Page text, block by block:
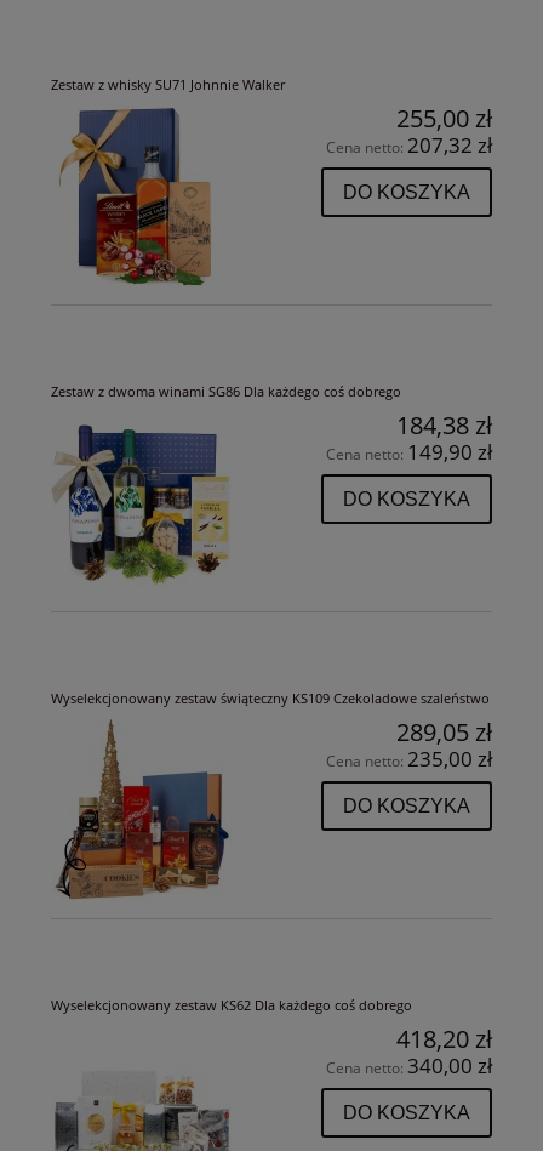
Zestaw z whisky SU71 Johnnie Walker
255,00 zł
Cena netto: 207,32 zł
DO KOSZYKA
Zestaw z dwoma winami SG86 Dla każdego coś dobrego
184,38 zł
Cena netto: 149,90 zł
DO KOSZYKA
Wyselekcjonowany zestaw świąteczny KS109 Czekoladowe szaleństwo
289,05 zł
Cena netto: 235,00 zł
DO KOSZYKA
Wyselekcjonowany zestaw KS62 Dla każdego coś dobrego
418,20 zł
Cena netto: 340,00 zł
DO KOSZYKA